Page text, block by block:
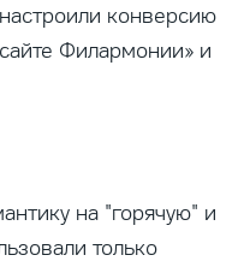
конверсию
Филармонии» и
на "горячую" и
только